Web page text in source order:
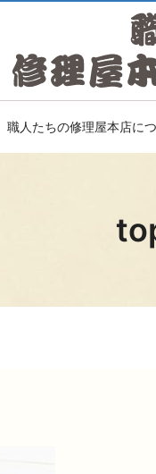
職人たちの修理屋本店に